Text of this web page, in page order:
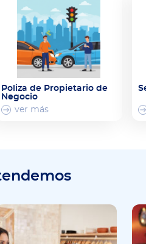
Poliza de Propietario de
Negocio
ver más